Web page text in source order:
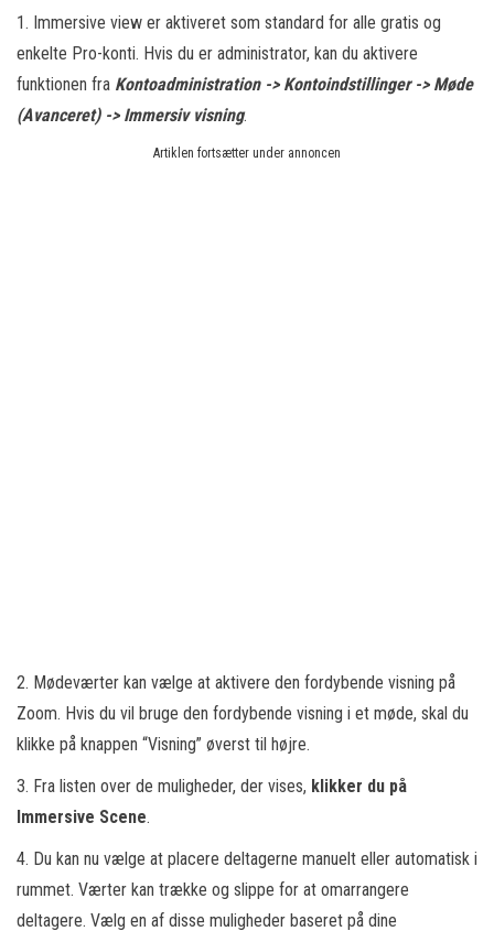
1. Immersive view er aktiveret som standard for alle gratis og
enkelte Pro-konti. Hvis du er administrator, kan du aktivere
funktionen fra Kontoadministration -> Kontoindstillinger -> Møde
(Avanceret) -> Immersiv visning.
Artiklen fortsætter under annoncen
2. Mødeværter kan vælge at aktivere den fordybende visning på
Zoom. Hvis du vil bruge den fordybende visning i et møde, skal du
klikke på knappen “Visning” øverst til højre.
3. Fra listen over de muligheder, der vises, klikker du på
Immersive Scene.
4. Du kan nu vælge at placere deltagerne manuelt eller automatisk i
rummet. Værter kan trække og slippe for at omarrangere
deltagere. Vælg en af disse muligheder baseret på dine